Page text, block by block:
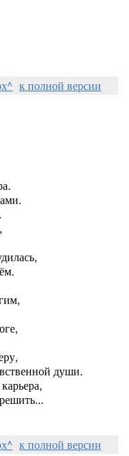
к полной версии
души.
к полной версии